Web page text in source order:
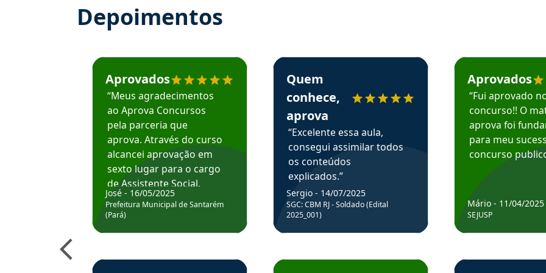
Depoimentos
Estudante José recomenda o Aprova Concursos em depoimento
Aprovados
“Meus agradecimentos
ao Aprova Concursos
pela parceria que
aprova. Através do curso
alcancei aprovação em
sexto lugar para o cargo
de Assistente Social.
Hoje estou atuando na
Prefeitura de Santarém.
José - 16/05/2025
Prefeitura Municipal de Santarém
(Pará)
Estudante Elais recomenda o Aprova Concursos em depoimento
Estudante Sergio recomenda o Aprova Concursos em depoimento
Quem
conhece,
aprova
“Excelente essa aula,
consegui assimilar todos
os conteúdos
explicados.”
Sergio - 14/07/2025
SGC: CBM RJ - Soldado (Edital
2025_001)
Estudante Cicero recomenda o Aprova Concursos em depoimento
Estudante Mário
Aprovados
“Fui aprovado
concurso!! O
aprova foi
para meu
concurso
Mário - 11/04/2025
SEJUSP
Estudante Henrique